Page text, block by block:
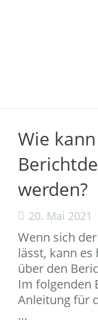
Wie
werden?
20. Mai 2021
Wenn sich
lässt, kann es
über den
Im folgenden
Anleitung für
…